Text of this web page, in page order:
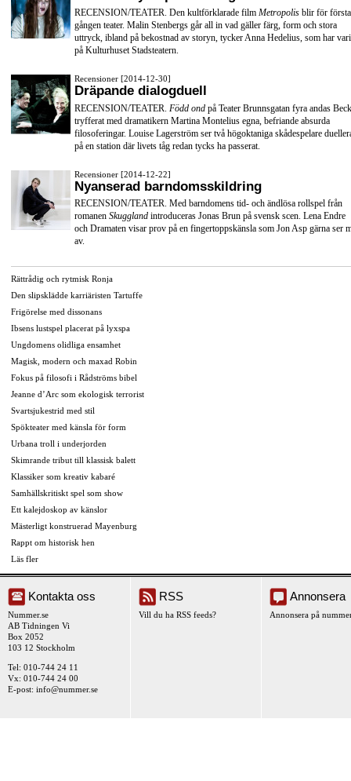
RECENSION/TEATER. Den kultförklarade film Metropolis blir för första
gången teater. Malin Stenbergs går all in vad gäller färg, form och stora
uttryck, ibland på bekostnad av storyn, tycker Anna Hedelius, som har
på Kulturhuset Stadsteatern.
Recensioner [2014-12-30]
Dräpande dialogduell
RECENSION/TEATER. Född ond på Teater Brunnsgatan fyra andas
tryfferat med dramatikern Martina Montelius egna, befriande absurda
filosoferingar. Louise Lagerström ser två högoktaniga skådespelare
på en station där livets tåg redan tycks ha passerat.
Recensioner [2014-12-22]
Nyanserad barndomsskildring
RECENSION/TEATER. Med barndomens tid- och ändlösa rollspel från
romanen Skuggland introduceras Jonas Brun på svensk scen. Lena Endre
och Dramaten visar prov på en fingertoppskänsla som Jon Asp gärna ser
av.
Rättrådig och rytmisk Ronja
Den slipsklädde karriäristen Tartuffe
Frigörelse med dissonans
Ibsens lustspel placerat på lyxspa
Ungdomens olidliga ensamhet
Magisk, modern och maxad Robin
Fokus på filosofi i Rådströms bibel
Jeanne d’Arc som ekologisk terrorist
Svartsjukestrid med stil
Spökteater med känsla för form
Urbana troll i underjorden
Skimrande tribut till klassisk balett
Klassiker som kreativ kabaré
Samhällskritiskt spel som show
Ett kalejdoskop av känslor
Mästerligt konstruerad Mayenburg
Rappt om historisk hen
Läs fler
Kontakta oss
Nummer.se
AB Tidningen Vi
Box 2052
103 12 Stockholm
Tel: 010-744 24 11
Vx: 010-744 24 00
E-post: info@nummer.se
RSS
Vill du ha RSS feeds?
Annonsera
Annonsera på